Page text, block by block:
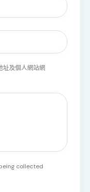
址及個人網站網
collected